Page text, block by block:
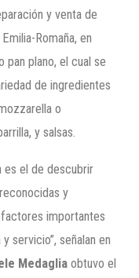
y venta de
Romaña, en
pan plano, el cual se
de ingredientes
o
y salsas.
es el de descubrir
y
importantes
servicio”, señalan en
Medaglia obtuvo el